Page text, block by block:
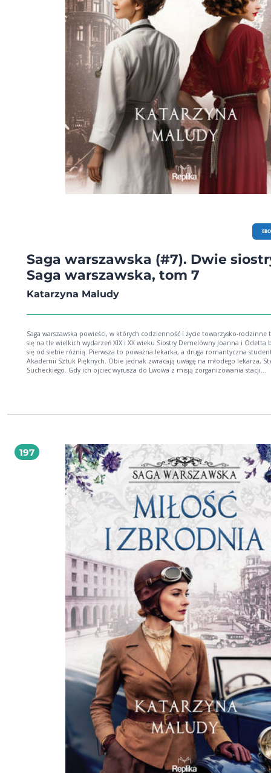
Saga warszawska (#7). Dwie
Saga warszawska, tom 7
Katarzyna Maludy
Saga warszawska powieści, w których codzienność i życie towarzysko-rodzinne toczą
się na tle wielkich wydarzeń XIX i XX wieku Siostry Demelówny Joanna i Odetta bardzo
się od siebie różnią. Pierwsza to poważna lekarka, a druga romantyczna
Akademii Sztuk Pięknych. Obie jednak zwracają uwagę na młodego lekarza,
Sucheckiego. Gdy ich ojciec wyrusza do Lwowa z misją zorganizowania stacji
pieniędzy i kosztowności na rzecz wojska. W Europie szaleje grypa hiszpanka,
Błyskotliwa fabuła oraz wspaniale nakreślony obraz społeczeństwa i
relacji to największe atuty tej sagi. Polecam z całego serca. Edyta Świętek, autorka sag:
Spacer Aleją Róż, Sandomierskie wzgórza, Saga krynicka
197